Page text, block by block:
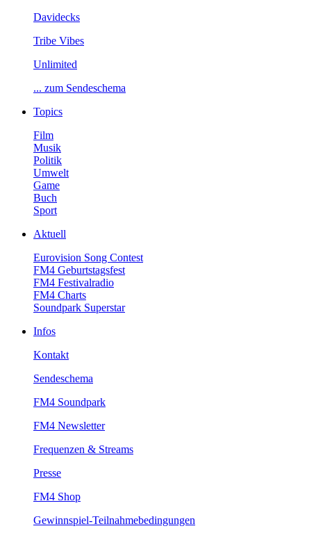
Davidecks
TribeVibes
Unlimited
...zumSendeschema
Topics
Film
Musik
Politik
Umwelt
Game
Buch
Sport
Aktuell
EurovisionSongContest
FM4Geburtstagsfest
FM4Festivalradio
FM4Charts
SoundparkSuperstar
Infos
Kontakt
Sendeschema
FM4Soundpark
FM4Newsletter
Frequenzen&Streams
Presse
FM4Shop
Gewinnspiel-Teilnahmebedingungen